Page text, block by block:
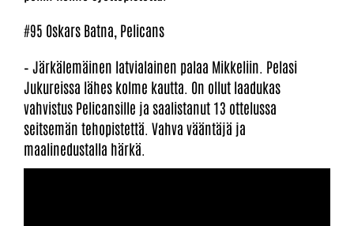
#95 Oskars Batna, Pelicans
– Järkälemäinen latvialainen palaa Mikkeliin. Pelasi
Jukureissa lähes kolme kautta. On ollut laadukas
vahvistus Pelicansille ja saalistanut 13 ottelussa
seitsemän tehopistettä. Vahva vääntäjä ja
maalinedustalla härkä.